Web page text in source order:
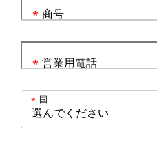
商号
*
営業用電話
*
国
*